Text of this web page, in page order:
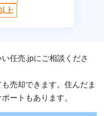
上
任売.jpにご相談くださ
売却できます。住んだま
ートもあります。